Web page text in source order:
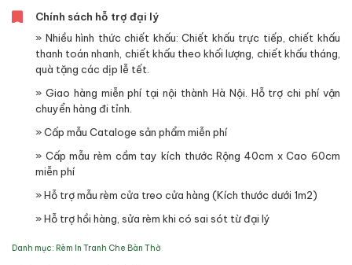
Chính sách hỗ trợ đại lý
» Nhiều hình thức chiết khấu: Chiết khấu trực tiếp, chiết khấu
thanh toán nhanh, chiết khấu theo khối lượng, chiết khấu tháng,
quà tặng các dịp lễ tết.
» Giao hàng miễn phí tại nội thành Hà Nội. Hỗ trợ chi phí vận
chuyển hàng đi tỉnh.
» Cấp mẫu Cataloge sản phẩm miễn phí
» Cấp mẫu rèm cầm tay kích thước Rộng 40cm x Cao 60cm
miễn phí
» Hỗ trợ mẫu rèm cửa treo cửa hàng (Kích thước dưới 1m2)
» Hỗ trợ hồi hàng, sửa rèm khi có sai sót từ đại lý
Danh mục: Rèm In Tranh Che Bàn Thờ